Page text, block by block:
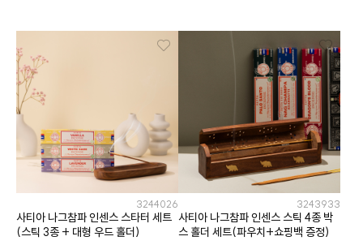
3244026
사티아 나그참파 인센스 스타터 세트
(스틱 3종 + 대형 우드 홀더)
3243933
사티아 나그참파 인센스 스틱 4종 박
스 홀더 세트(파우치+쇼핑백 증정)